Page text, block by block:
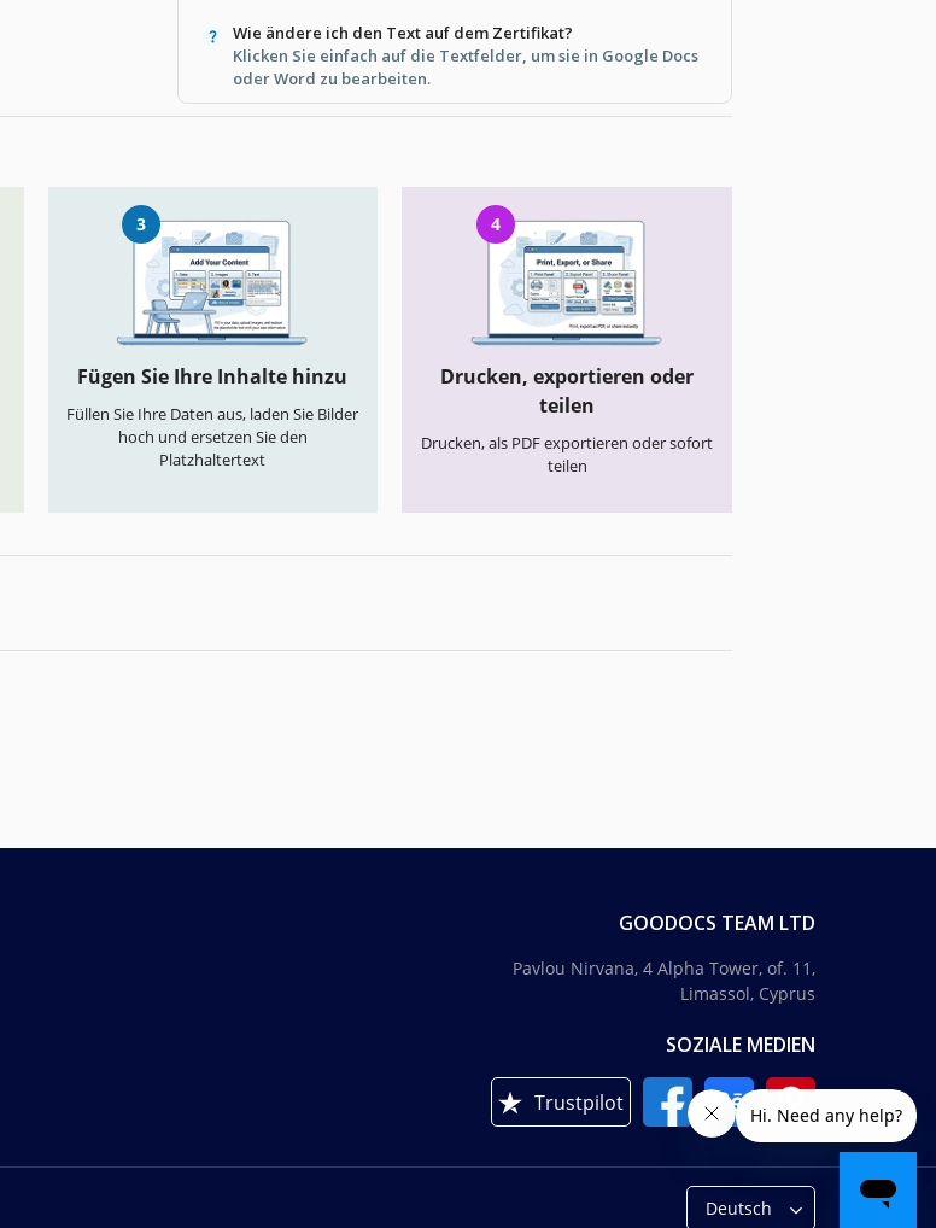
Wie ändere ich den Text auf dem Zertifikat?
Klicken Sie einfach auf die Textfelder, um sie in Google Docs
oder Word zu bearbeiten.
3
Fügen Sie Ihre Inhalte hinzu
Füllen Sie Ihre Daten aus, laden Sie Bilder
hoch und ersetzen Sie den
Platzhaltertext
4
Drucken, exportieren oder
teilen
Drucken, als PDF exportieren oder sofort
teilen
GOODOCS TEAM LTD
Pavlou Nirvana, 4 Alpha Tower, of. 11,
Limassol, Cyprus
SOZIALE MEDIEN
Trustpilot
Deutsch